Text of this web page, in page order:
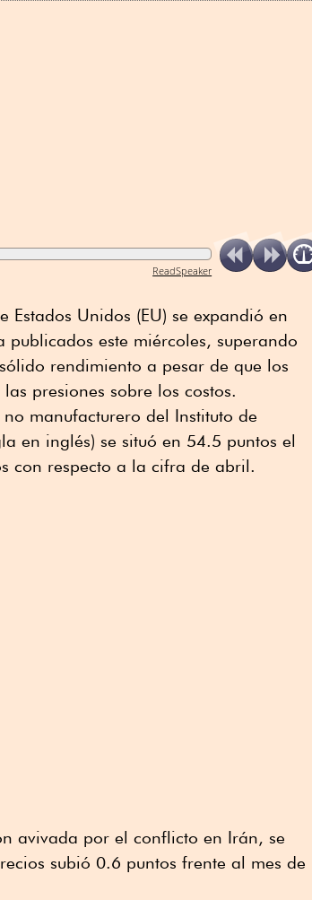
ReadSpeaker
Estados Unidos (EU) se expandió en
publicados este miércoles, superando
rendimiento a pesar de que los
presiones sobre los costos.
manufacturero del Instituto de
en inglés) se situó en 54.5 puntos el
con respecto a la cifra de abril.
avivada por el conflicto en Irán, se
subió 0.6 puntos frente al mes de